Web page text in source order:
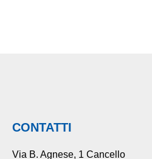
CONTATTI
Via B. Agnese, 1 Cancello